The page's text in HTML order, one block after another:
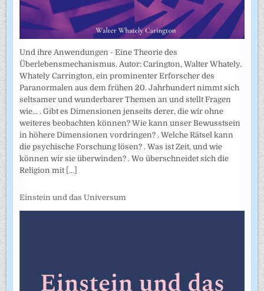
Und ihre Anwendungen - Eine Theorie des
Überlebensmechanismus. Autor: Carington, Walter Whately.
Whately Carrington, ein prominenter Erforscher des
Paranormalen aus dem frühen 20. Jahrhundert nimmt sich
seltsamer und wunderbarer Themen an und stellt Fragen
wie... . Gibt es Dimensionen jenseits derer, die wir ohne
weiteres beobachten können? Wie kann unser Bewusstsein
in höhere Dimensionen vordringen? . Welche Rätsel kann
die psychische Forschung lösen? . Was ist Zeit, und wie
können wir sie überwinden? . Wo überschneidet sich die
Religion mit [...]
Einstein und das Universum